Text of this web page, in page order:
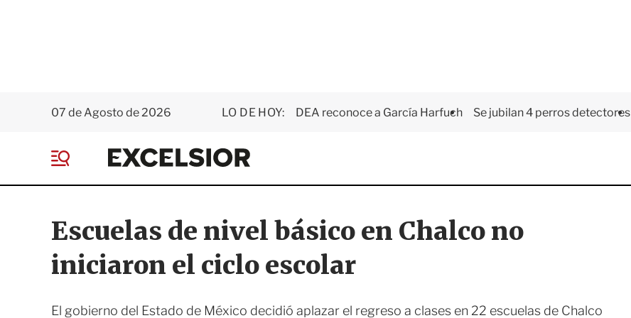
07 de Agosto de 2026 LO DE HOY: DEA reconoce a García Harfuch Se jubilan 4 perros detectores
E
x
e
i
o
r
e
Escuelas de nivel básico en Chalco no
iniciaron el ciclo escolar
El gobierno del Estado de México decidió aplazar el regreso a clases en 22 escuelas de Chalco